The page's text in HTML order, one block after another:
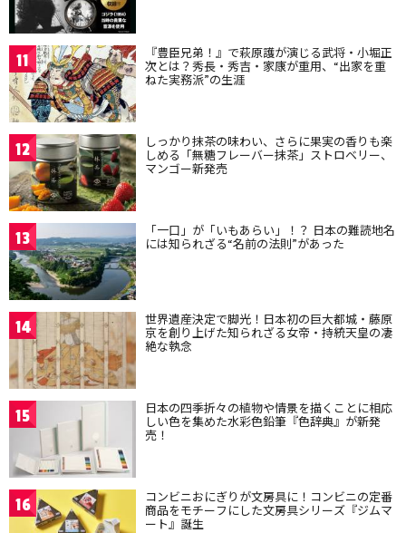
11 『豊臣兄弟！』で萩原護が演じる武将・小堀正
次とは？秀長・秀吉・家康が重用、“出家を重
ねた実務派”の生涯
12 しっかり抹茶の味わい、さらに果実の香りも楽
しめる「無糖フレーバー抹茶」ストロベリー、
マンゴー新発売
13 「一口」が「いもあらい」！？ 日本の難読地名
には知られざる“名前の法則”があった
14 世界遺産決定で脚光！日本初の巨大都城・藤原
京を創り上げた知られざる女帝・持統天皇の凄
絶な執念
15 日本の四季折々の植物や情景を描くことに相応
しい色を集めた水彩色鉛筆『色辞典』が新発
売！
16 コンビニおにぎりが文房具に！コンビニの定番
商品をモチーフにした文房具シリーズ『ジムマ
ート』誕生